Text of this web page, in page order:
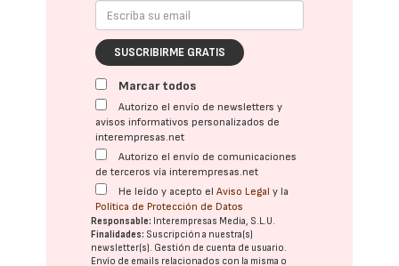
SUSCRIBIRME GRATIS
Marcar todos
Autorizo el envío de newsletters y
avisos informativos personalizados de
interempresas.net
Autorizo el envío de comunicaciones
de terceros vía interempresas.net
He leído y acepto elAviso Legal y la
Política de Protección de Datos
Responsable: Interempresas Media, S.L.U.
Finalidades: Suscripción a nuestra(s)
newsletter(s). Gestión de cuenta de usuario.
Envío de emails relacionados con la misma o